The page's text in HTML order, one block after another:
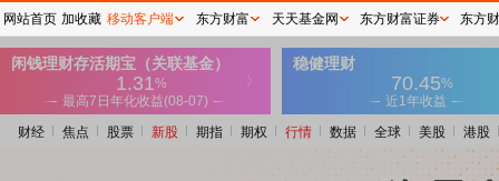
财经 焦点 股票 新股 期指 期权 行情 数据 全球 美股 港股
网站首页 加收藏 移动客户端 东方财富 天天基金网 东方财富证券 东方